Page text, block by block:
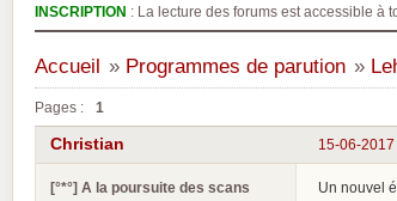
INSCRIPTION : La lecture des forums est accessible à
Accueil » Programmes de parution »
Pages : 1
15-06-
Christian
[°*°] A la poursuite des scans Un nouvel